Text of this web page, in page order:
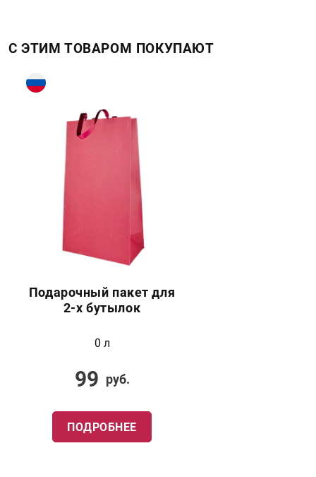
С ЭТИМ ТОВАРОМ ПОКУПАЮТ
Подарочный пакет для
2-х бутылок
0 л
99 руб.
ПОДРОБНЕЕ